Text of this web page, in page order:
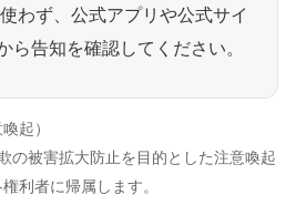
わず、公式アプリや公式サイ
ら告知を確認してください。
起）
の被害拡大防止を目的とした注意喚起
利者に帰属します。